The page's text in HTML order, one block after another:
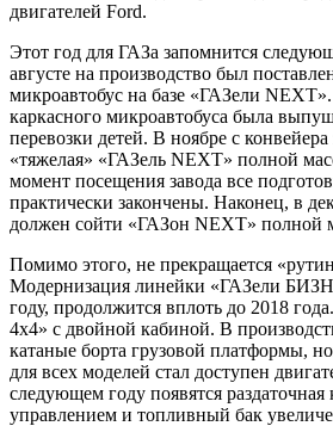
двигателей Ford.
Этот год для ГАЗа запомнится
августе на производство был
микроавтобус на базе «ГАЗели
каркасного микроавтобуса была
перевозки детей. В ноябре с
«тяжелая» «ГАЗель NEXT» полной
момент посещения завода все
практически закончены. Наконец, в
должен сойти «ГАЗон NEXT» полной
Помимо этого, не прекращается
Модернизация линейки «ГАЗели
году, продолжится вплоть до 2018
4х4» с двойной кабиной. В
катаные борта грузовой платформы,
для всех моделей стал доступен
следующем году появятся
управлением и топливный бак